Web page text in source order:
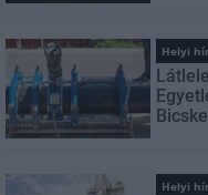
Helyi
Helyi